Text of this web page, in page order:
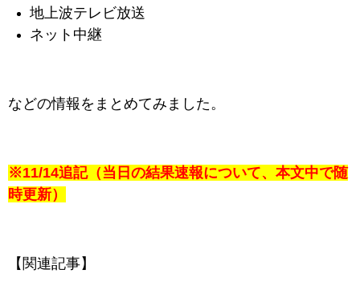
地上波テレビ放送
ネット中継
などの情報をまとめてみました。
※11/14追記（当日の結果速報について、本文中で随
時更新）
【関連記事】